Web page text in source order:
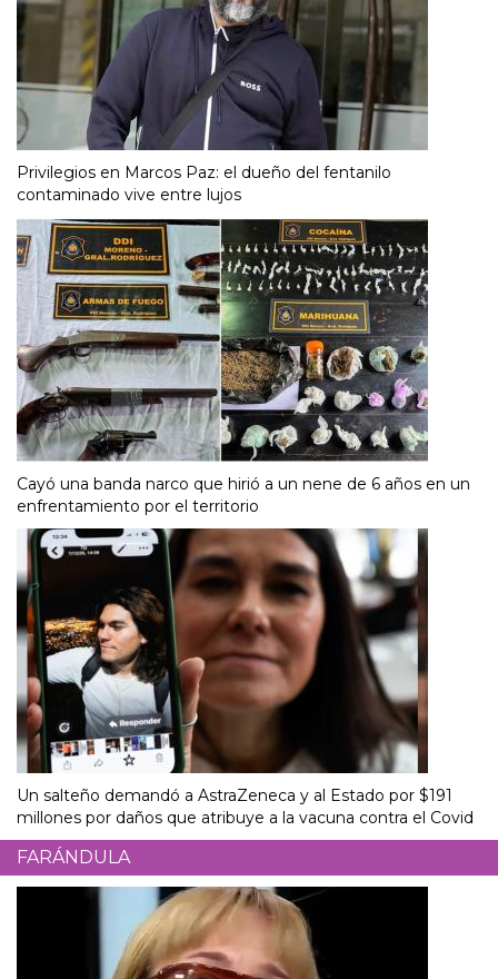
Privilegios en Marcos Paz: el dueño del fentanilo
contaminado vive entre lujos
Cayó una banda narco que hirió a un nene de 6 años en un
enfrentamiento por el territorio
Un salteño demandó a AstraZeneca y al Estado por $191
millones por daños que atribuye a la vacuna contra el Covid
FARÁNDULA